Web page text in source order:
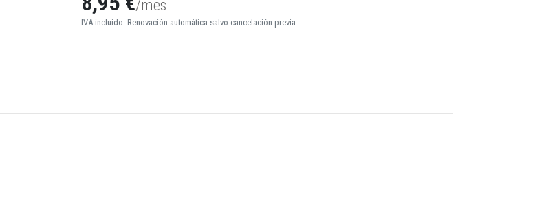
/mes
IVA incluido. Renovación automática salvo cancelación previa